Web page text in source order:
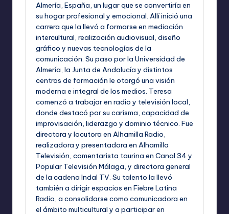
Almería, España, un lugar que se convertiría en
su hogar profesional y emocional. Allí inició una
carrera que la llevó a formarse en mediación
intercultural, realización audiovisual, diseño
gráfico y nuevas tecnologías de la
comunicación. Su paso por la Universidad de
Almería, la Junta de Andalucía y distintos
centros de formación le otorgó una visión
moderna e integral de los medios. Teresa
comenzó a trabajar en radio y televisión local,
donde destacó por su carisma, capacidad de
improvisación, liderazgo y dominio técnico. Fue
directora y locutora en Alhamilla Radio,
realizadora y presentadora en Alhamilla
Televisión, comentarista taurina en Canal 34 y
Popular Televisión Málaga, y directora general
de la cadena Indal TV. Su talento la llevó
también a dirigir espacios en Fiebre Latina
Radio, a consolidarse como comunicadora en
el ámbito multicultural y a participar en